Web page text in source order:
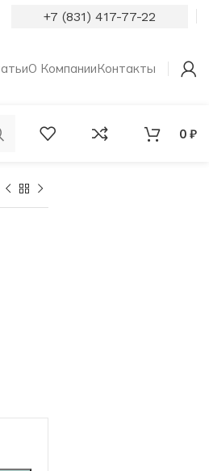
+7 (831) 417-77-22
О КомпанииКонтакты
КОЛЬЦА С
0 ₽